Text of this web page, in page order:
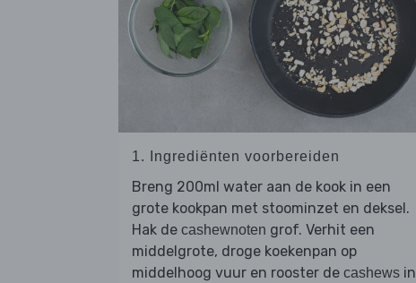
1. Ingrediënten voorbereiden
Breng 200ml water aan de kook in een
grote kookpan met stoominzet en deksel.
Hak de cashewnoten grof. Verhit een
middelgrote, droge koekenpan op
middelhoog vuur en rooster de cashews in